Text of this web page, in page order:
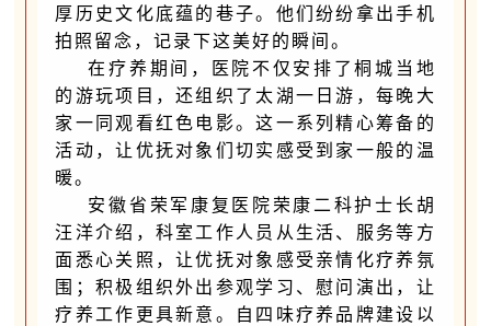
厚历史文化底蕴的巷子。他们纷纷拿出手机
拍照留念，记录下这美好的瞬间。
在疗养期间，医院不仅安排了桐城当地
的游玩项目，还组织了太湖一日游，每晚大
家一同观看红色电影。这一系列精心筹备的
活动，让优抚对象们切实感受到家一般的温
暖。
安徽省荣军康复医院荣康二科护士长胡
汪洋介绍，科室工作人员从生活、服务等方
面悉心关照，让优抚对象感受亲情化疗养氛
围；积极组织外出参观学习、慰问演出，让
疗养工作更具新意。自四味疗养品牌建设以